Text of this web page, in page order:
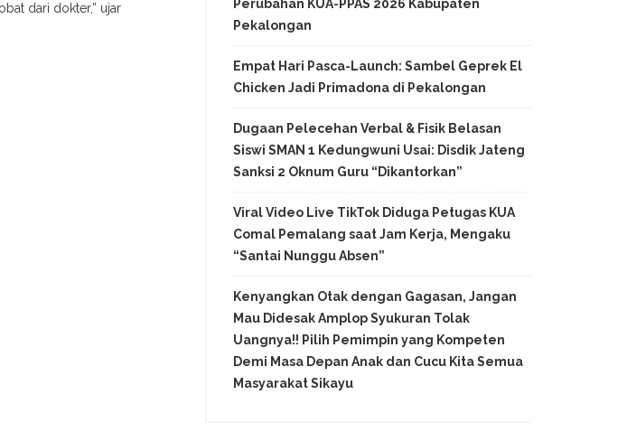
dari dokter,” ujar
Perubahan KUA-PPAS 2026 Kabupaten
Pekalongan
Empat Hari Pasca-Launch: Sambel Geprek El
Chicken Jadi Primadona di Pekalongan
Dugaan Pelecehan Verbal & Fisik Belasan
Siswi SMAN 1 Kedungwuni Usai: Disdik Jateng
Sanksi 2 Oknum Guru “Dikantorkan”
Viral Video Live TikTok Diduga Petugas KUA
Comal Pemalang saat Jam Kerja, Mengaku
“Santai Nunggu Absen”
Kenyangkan Otak dengan Gagasan, Jangan
Mau Didesak Amplop Syukuran Tolak
Uangnya!! Pilih Pemimpin yang Kompeten
Demi Masa Depan Anak dan Cucu Kita Semua
Masyarakat Sikayu